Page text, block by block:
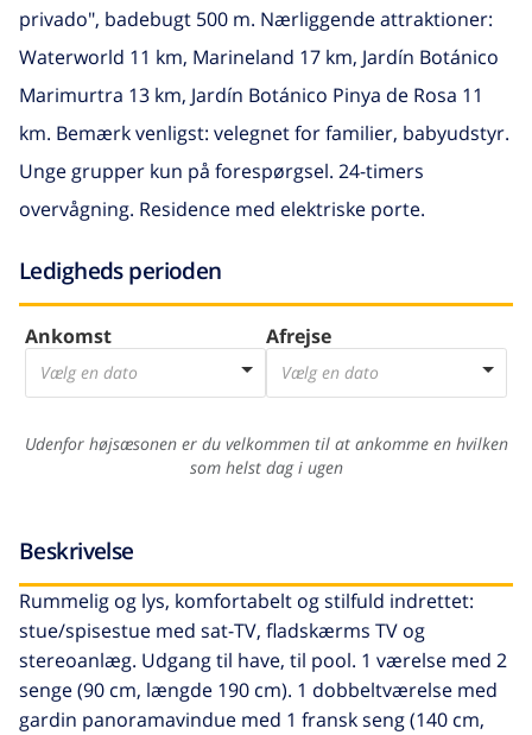
privado", badebugt 500 m. Nærliggende attraktioner:
Waterworld 11 km, Marineland 17 km, Jardín Botánico
Marimurtra 13 km, Jardín Botánico Pinya de Rosa 11
km. Bemærk venligst: velegnet for familier, babyudstyr.
Unge grupper kun på forespørgsel. 24-timers
overvågning. Residence med elektriske porte.
Ledigheds perioden
Ankomst
Vælg en dato
Afrejse
Vælg en dato
Udenfor højsæsonen er du velkommen til at ankomme en hvilken
som helst dag i ugen
Beskrivelse
Rummelig og lys, komfortabelt og stilfuld indrettet:
stue/spisestue med sat-TV, fladskærms TV og
stereoanlæg. Udgang til have, til pool. 1 værelse med 2
senge (90 cm, længde 190 cm). 1 dobbeltværelse med
gardin panoramavindue med 1 fransk seng (140 cm,